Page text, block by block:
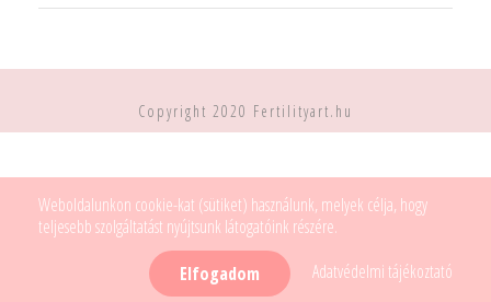
Copyright 2020 Fertilityart.hu
Weboldalunkon cookie-kat (sütiket) használunk, melyek célja, hogy
teljesebb szolgáltatást nyújtsunk látogatóink részére.
Elfogadom
Adatvédelmi tájékoztató